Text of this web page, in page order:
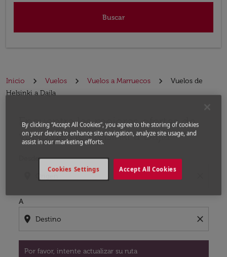
Buscar
Inicio Vuelos Vuelos a Marruecos
Vuelos de
Helsinki a Dajla
Encuentre las mejores ofertas de
vuelo desde Helsinki a Dajla
Desde
A
location_on close
Por favor, intente actualizar su ruta
Por favor, intente actualizar su ruta (origen y / o
By clicking “Accept All Cookies”, you agree to the storing of cookies
on your device to enhance site navigation, analyze site usage, and
assist in our marketing efforts.
Accept All Cookies
Cookies Settings